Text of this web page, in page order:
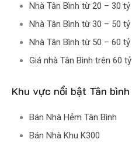
Nhà Tân Bình từ 20 – 30 tỷ
Nhà Tân Bình từ 30 – 50 tỷ
Nhà Tân Bình từ 50 – 60 tỷ
Giá nhà Tân Bình trên 60 tỷ
Khu vực nổi bật Tân bình
Bán Nhà Hẻm Tân Bình
Bán Nhà Khu K300